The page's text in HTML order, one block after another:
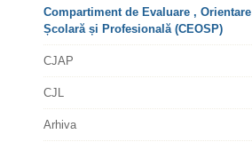
Compartiment de Evaluare , Orientare
Școlară și Profesională (CEOSP)
CJAP
CJL
Arhiva